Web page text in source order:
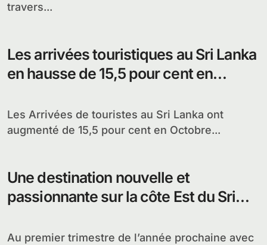
travers...
Les arrivées touristiques au Sri Lanka
en hausse de 15,5 pour cent en
Les Arrivées de touristes au Sri Lanka ont
augmenté de 15,5 pour cent en Octobre...
Une destination nouvelle et
passionnante sur la côte Est du Sri
Au premier trimestre de l’année prochaine avec